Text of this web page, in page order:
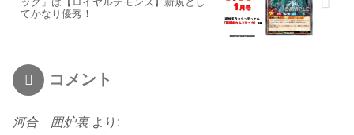
てかなり優秀！
コメント
河合 囲炉裏 より: